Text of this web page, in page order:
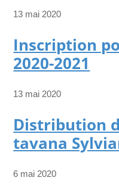
13 mai 2020
Inscription
2020-2021
13 mai 2020
Distribution
tavana
6 mai 2020